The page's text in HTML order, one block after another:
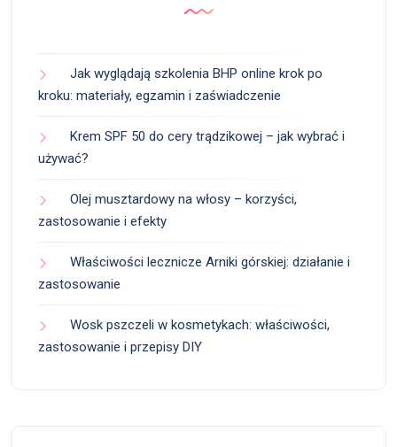
Jak wyglądają szkolenia BHP online krok po
kroku: materiały, egzamin i zaświadczenie
Krem SPF 50 do cery trądzikowej – jak wybrać i
używać?
Olej musztardowy na włosy – korzyści,
zastosowanie i efekty
Właściwości lecznicze Arniki górskiej: działanie i
zastosowanie
Wosk pszczeli w kosmetykach: właściwości,
zastosowanie i przepisy DIY